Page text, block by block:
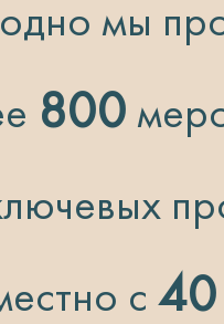
мы
800
с 40